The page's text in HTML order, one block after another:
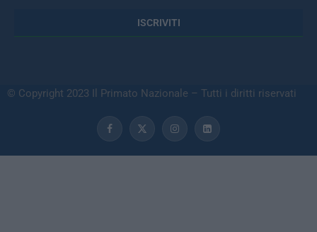
© Copyright 2023 Il Primato Nazionale – Tutti i diritti riservati